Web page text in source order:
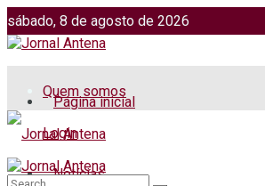
sábado, 8 de agosto de 2026
Jornalismo: (51) 98599 2486
Quem somos
Login
Página inicial
Notícias